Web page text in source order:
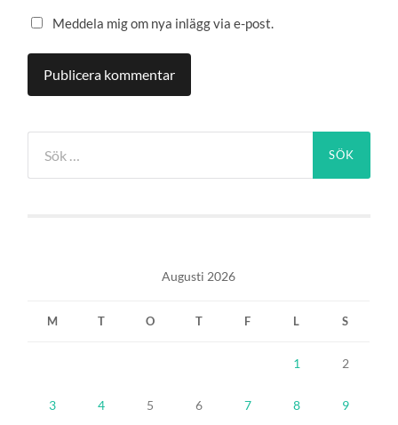
Meddela mig om nya inlägg via e-post.
efter:
Augusti 2026
M T O T F L S
1 2
3 4 5 6 7 8 9